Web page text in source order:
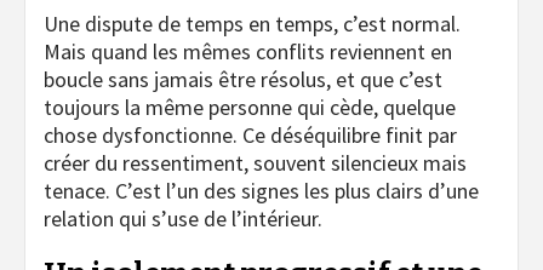
Une dispute de temps en temps, c’est normal.
Mais quand les mêmes conflits reviennent en
boucle sans jamais être résolus, et que c’est
toujours la même personne qui cède, quelque
chose dysfonctionne. Ce déséquilibre finit par
créer du ressentiment, souvent silencieux mais
tenace. C’est l’un des signes les plus clairs d’une
relation qui s’use de l’intérieur.